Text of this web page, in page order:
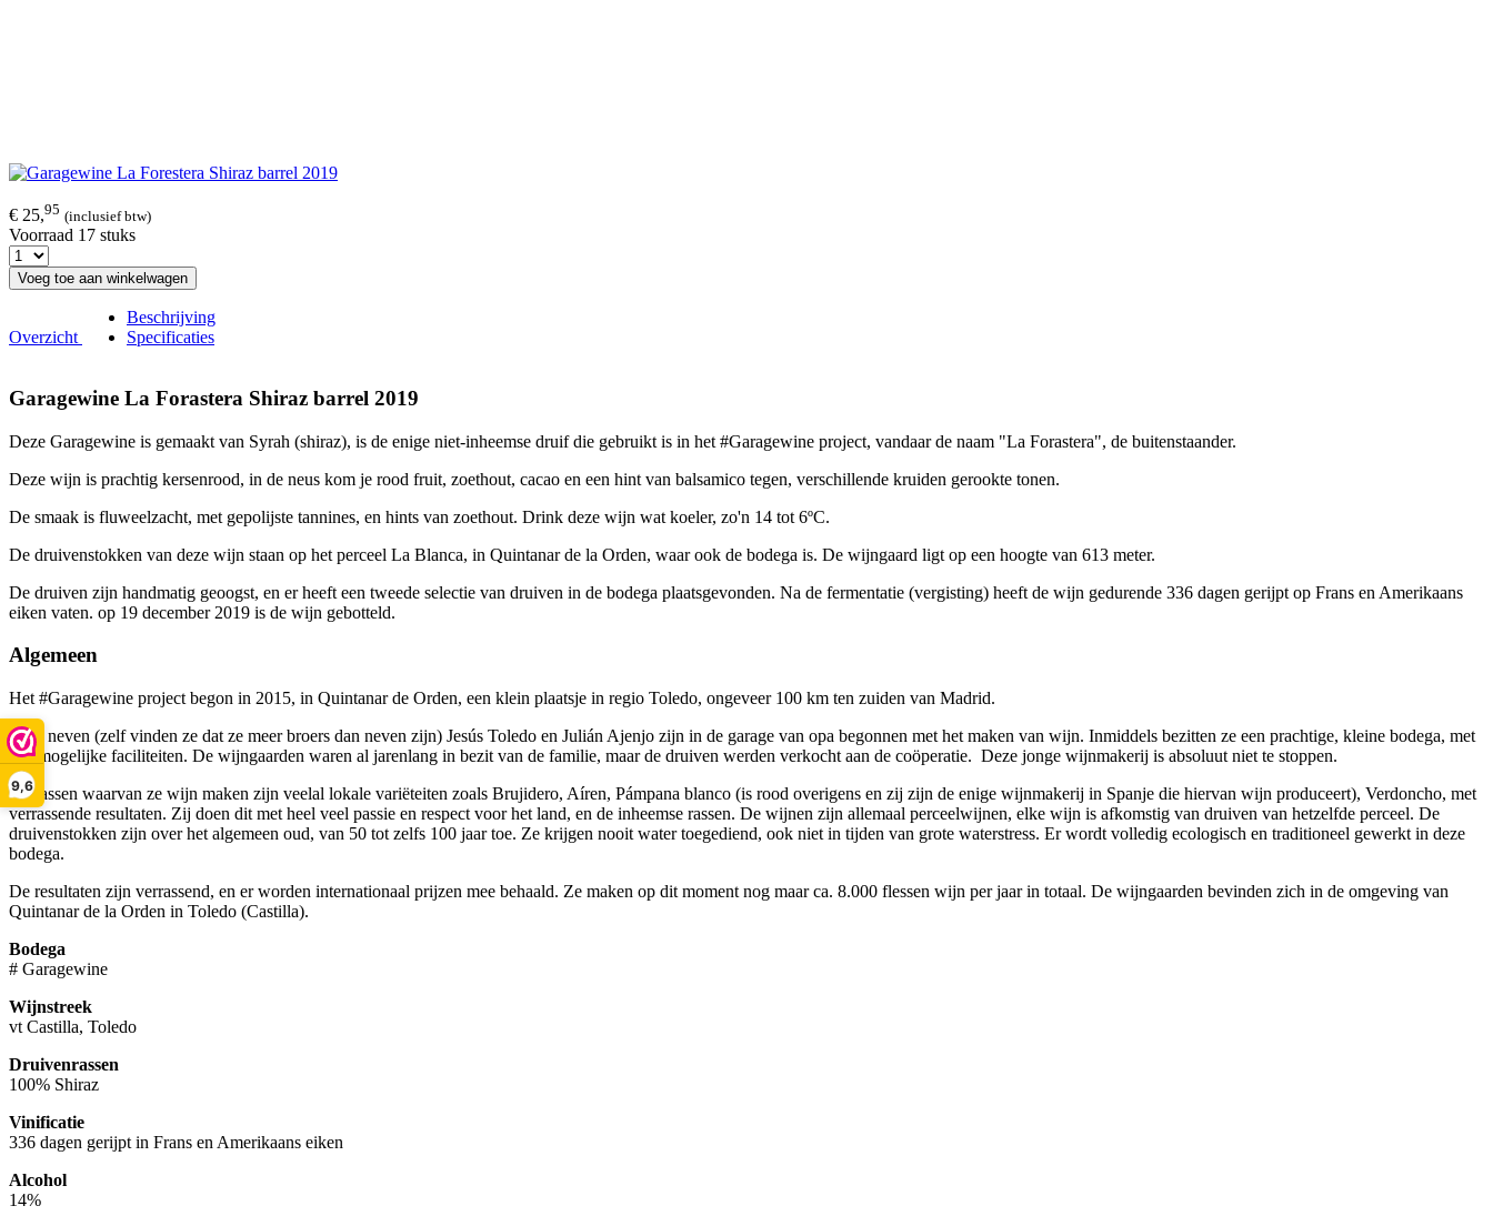
9,6
€ 25,95 (inclusief btw)
Voorraad 17 stuks
Voeg toe aan winkelwagen
Overzicht
Beschrijving
Specificaties
Garagewine La Forastera Shiraz barrel 2019
Deze Garagewine is gemaakt van Syrah (shiraz), is de enige niet-inheemse druif die gebruikt is in het #Garagewine project, vandaar de naam "La Forastera", de buitenstaander.
Deze wijn is prachtig kersenrood, in de neus kom je rood fruit, zoethout, cacao en een hint van balsamico tegen, verschillende kruiden gerookte tonen.
De smaak is fluweelzacht, met gepolijste tannines, en hints van zoethout. Drink deze wijn wat koeler, zo'n 14 tot 6ºC.
De druivenstokken van deze wijn staan op het perceel La Blanca, in Quintanar de la Orden, waar ook de bodega is. De wijngaard ligt op een hoogte van 613 meter.
De druiven zijn handmatig geoogst, en er heeft een tweede selectie van druiven in de bodega plaatsgevonden. Na de fermentatie (vergisting) heeft de wijn gedurende 336 dagen gerijpt op Frans en Amerikaans
eiken vaten. op 19 december 2019 is de wijn gebotteld.
Algemeen
Het #Garagewine project begon in 2015, in Quintanar de Orden, een klein plaatsje in regio Toledo, ongeveer 100 km ten zuiden van Madrid.
De 2 neven (zelf vinden ze dat ze meer broers dan neven zijn) Jesús Toledo en Julián Ajenjo zijn in de garage van opa begonnen met het maken van wijn. Inmiddels bezitten ze een prachtige, kleine bodega, met
alle mogelijke faciliteiten. De wijngaarden waren al jarenlang in bezit van de familie, maar de druiven werden verkocht aan de coöperatie. Deze jonge wijnmakerij is absoluut niet te stoppen.
De rassen waarvan ze wijn maken zijn veelal lokale variëteiten zoals Brujidero, Aíren, Pámpana blanco (is rood overigens en zij zijn de enige wijnmakerij in Spanje die hiervan wijn produceert), Verdoncho, met
verrassende resultaten. Zij doen dit met heel veel passie en respect voor het land, en de inheemse rassen. De wijnen zijn allemaal perceelwijnen, elke wijn is afkomstig van druiven van hetzelfde perceel. De
druivenstokken zijn over het algemeen oud, van 50 tot zelfs 100 jaar toe. Ze krijgen nooit water toegediend, ook niet in tijden van grote waterstress. Er wordt volledig ecologisch en traditioneel gewerkt in deze
bodega.
De resultaten zijn verrassend, en er worden internationaal prijzen mee behaald. Ze maken op dit moment nog maar ca. 8.000 flessen wijn per jaar in totaal. De wijngaarden bevinden zich in de omgeving van
Quintanar de la Orden in Toledo (Castilla).
Bodega
# Garagewine
Wijnstreek
vt Castilla, Toledo
Druivenrassen
100% Shiraz
Vinificatie
336 dagen gerijpt in Frans en Amerikaans eiken
Alcohol
14%